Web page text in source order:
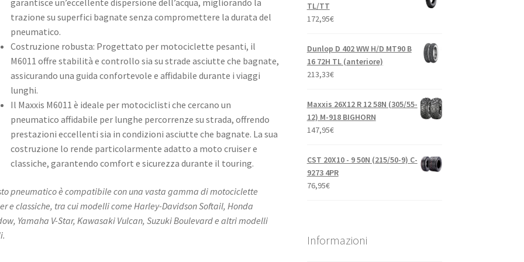
garantisce un’eccellente dispersione dell’acqua, migliorando la
trazione su superfici bagnate senza compromettere la durata del
pneumatico. ​
Costruzione robusta: Progettato per motociclette pesanti, il
M6011 offre stabilità e controllo sia su strade asciutte che bagnate,
assicurando una guida confortevole e affidabile durante i viaggi
lunghi. ​
Il Maxxis M6011 è ideale per motociclisti che cercano un
pneumatico affidabile per lunghe percorrenze su strada, offrendo
prestazioni eccellenti sia in condizioni asciutte che bagnate. La sua
costruzione lo rende particolarmente adatto a moto cruiser e
classiche, garantendo comfort e sicurezza durante il touring.
pneumatico è compatibile con una vasta gamma di motociclette
e classiche, tra cui modelli come Harley-Davidson Softail, Honda
Yamaha V-Star, Kawasaki Vulcan, Suzuki Boulevard e altri modelli
TL/TT
172,95€
Dunlop D 402 WW H/D MT90 B
16 72H TL (anteriore)
213,33€
Maxxis 26X12 R 12 58N (305/55-
12) M-918 BIGHORN
147,95€
CST 20X10 - 9 50N (215/50-9) C-
9273 4PR
76,95€
Informazioni